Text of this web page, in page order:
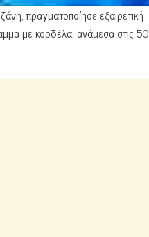
πραγματοποίησε εξαιρετική
με κορδέλα, ανάμεσα στις 50